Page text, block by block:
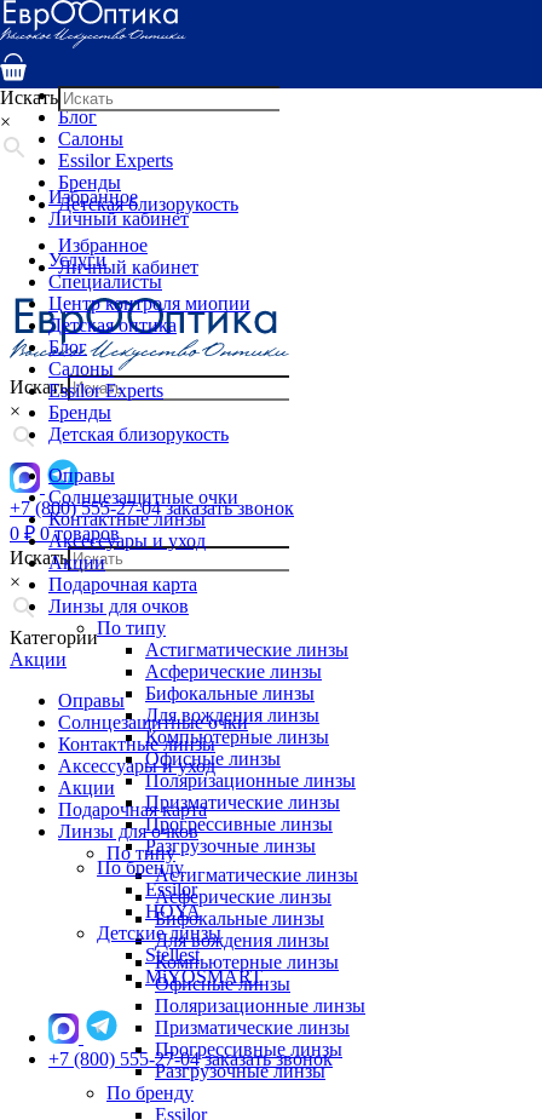
Услуги
Специалисты
Детская оптика
Блог
Салоны
Essilor Experts
Бренды
Детская близорукость
Избранное
Личный кабинет
Искать
×
+7 (800) 555-27-04 заказать звонок
0 ₽ 0 товаров
Искать
×
Категории
Акции
Оправы
Солнцезащитные очки
Контактные линзы
Аксессуары и уход
Акции
Подарочная карта
Линзы для очков
По типу
Астигматические линзы
Асферические линзы
Бифокальные линзы
Для вождения линзы
Компьютерные линзы
Офисные линзы
Поляризационные линзы
Призматические линзы
Прогрессивные линзы
Разгрузочные линзы
По бренду
Essilor
Искать
×
Избранное
Личный кабинет
Услуги
Специалисты
Центр контроля миопии
Детская оптика
Блог
Салоны
Essilor Experts
Бренды
Детская близорукость
Оправы
Солнцезащитные очки
Контактные линзы
Аксессуары и уход
Акции
Подарочная карта
Линзы для очков
По типу
Астигматические линзы
Асферические линзы
Бифокальные линзы
Для вождения линзы
Компьютерные линзы
Офисные линзы
Поляризационные линзы
Призматические линзы
Прогрессивные линзы
Разгрузочные линзы
По бренду
Essilor
HOYA
Детские линзы
Stellest
MiYOSMART
+7 (800) 555-27-04 заказать звонок